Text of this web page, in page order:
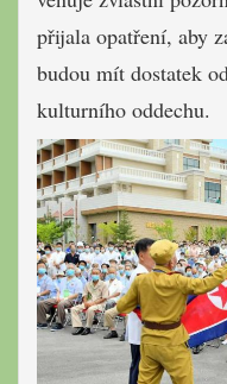
přijala opatření, aby
budou mít dostatek
kulturního oddechu.